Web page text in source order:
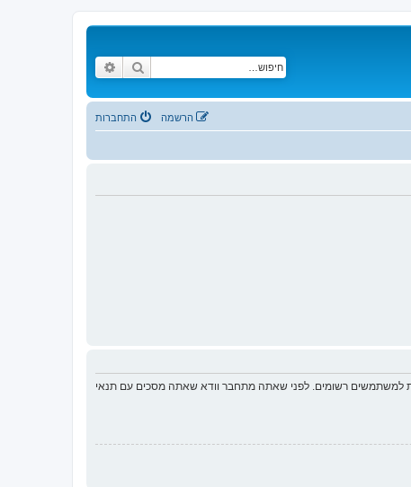
חיפוש
התחברות הרשמה
למשתמשים רשומים. לפני שאתה מתחבר וודא שאתה מסכים עם תנאי